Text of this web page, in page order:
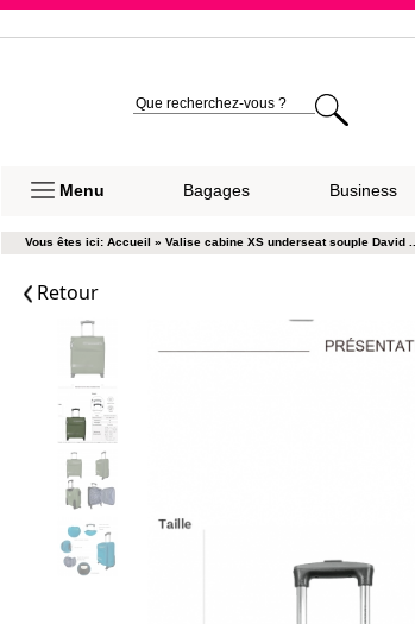
Menu Bagages Business
Vous êtes ici: Accueil » Valise cabine XS underseat souple David ...
Retour